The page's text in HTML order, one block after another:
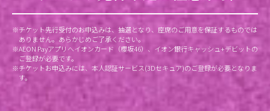
※チケット先行受付のお申込みは、抽選となり、座席のご用意を保証するものでは
ありません。あらかじめご了承ください。
※AEON Payアプリへイオンカード（櫻坂46）、イオン銀行キャッシュ+デビットの
ご登録が必要です。
※チケットお申込みには、本人認証サービス(3Dセキュア)のご登録が必要となりま
す。